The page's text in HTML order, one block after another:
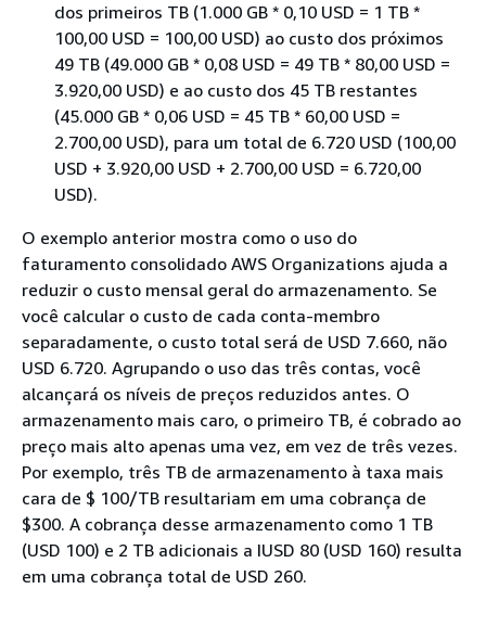
dos primeiros TB (1.000 GB * 0,10 USD = 1 TB *
100,00 USD = 100,00 USD) ao custo dos próximos
49 TB (49.000 GB * 0,08 USD = 49 TB * 80,00 USD =
3.920,00 USD) e ao custo dos 45 TB restantes
(45.000 GB * 0,06 USD = 45 TB * 60,00 USD =
2.700,00 USD), para um total de 6.720 USD (100,00
USD + 3.920,00 USD + 2.700,00 USD = 6.720,00
USD).
O exemplo anterior mostra como o uso do
faturamento consolidado AWS Organizations ajuda a
reduzir o custo mensal geral do armazenamento. Se
você calcular o custo de cada conta-membro
separadamente, o custo total será de USD 7.660, não
USD 6.720. Agrupando o uso das três contas, você
alcançará os níveis de preços reduzidos antes. O
armazenamento mais caro, o primeiro TB, é cobrado ao
preço mais alto apenas uma vez, em vez de três vezes.
Por exemplo, três TB de armazenamento à taxa mais
cara de $ 100/TB resultariam em uma cobrança de
$300. A cobrança desse armazenamento como 1 TB
(USD 100) e 2 TB adicionais a IUSD 80 (USD 160) resulta
em uma cobrança total de USD 260.